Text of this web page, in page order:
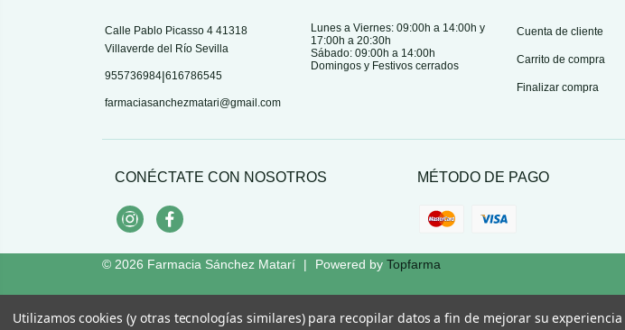
Calle Pablo Picasso 4 41318
Villaverde del Río Sevilla
955736984|616786545
farmaciasanchezmatari@gmail.com
Lunes a Viernes: 09:00h a 14:00h y
17:00h a 20:30h
Sábado: 09:00h a 14:00h
Domingos y Festivos cerrados
Cuenta de cliente
Carrito de compra
Finalizar compra
CONÉCTATE CON NOSOTROS
InstagramFacebook
MÉTODO DE PAGO
© 2026 Farmacia Sánchez Matarí | Powered by Topfarma
Utilizamos cookies (y otras tecnologías similares) para recopilar datos a fin de mejorar su